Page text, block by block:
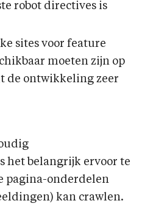
robot directives is
sites voor feature
moeten zijn op
de ontwikkeling zeer
het belangrijk ervoor te
pagina-onderdelen
kan crawlen.